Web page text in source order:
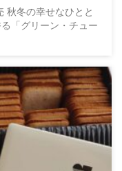
秋冬の幸せなひとと
「グリーン・チュー